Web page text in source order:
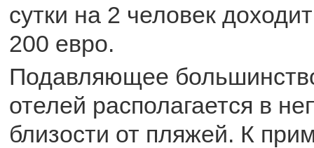
сутки на 2 человек
200 евро.
Подавляющее
отелей располагается в
близости от пляжей. К